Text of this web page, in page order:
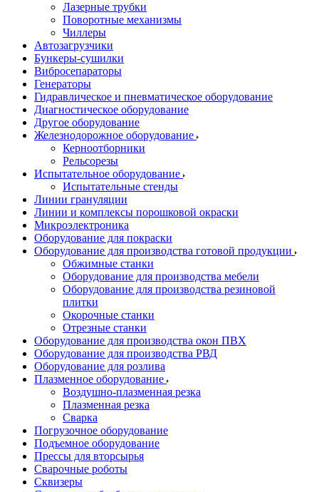
Лазерные трубки
Поворотные механизмы
Чиллеры
Автозагрузчики
Бункеры-сушилки
Вибросепараторы
Генераторы
Гидравлическое и пневматическое оборудование
Диагностическое оборудование
Другое оборудование
Железнодорожное оборудование
Керноотборники
Рельсорезы
Испытательное оборудование
Испытательные стенды
Линии грануляции
Линии и комплексы порошковой окраски
Микроэлектроника
Оборудование для покраски
Оборудование для производства готовой продукции
Обжимные станки
Оборудование для производства мебели
Оборудование для производства резиновой
плитки
Окорочные станки
Отрезные станки
Оборудование для производства окон ПВХ
Оборудование для производства РВД
Оборудование для розлива
Плазменное оборудование
Воздушно-плазменная резка
Плазменная резка
Сварка
Погрузочное оборудование
Подъемное оборудование
Прессы для вторсырья
Сварочные роботы
Сквизеры